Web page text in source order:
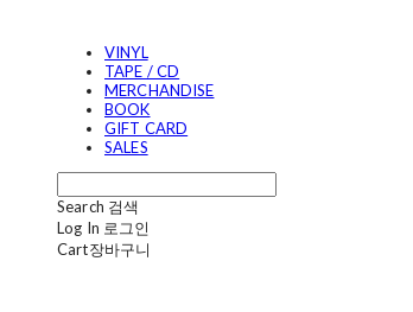
VINYL
TAPE / CD
MERCHANDISE
BOOK
GIFT CARD
SALES
Search 검색
Log In 로그인
Cart장바구니